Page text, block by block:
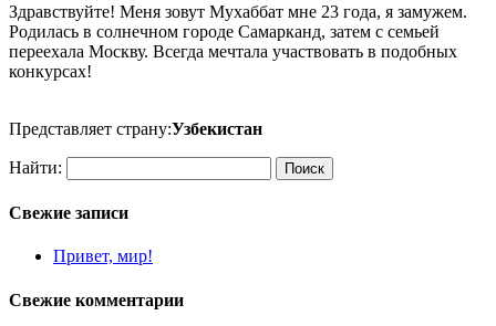
Здравствуйте! Меня зовут Мухаббат мне 23 года, я замужем.
Родилась в солнечном городе Самарканд, затем с семьей
переехала Москву. Всегда мечтала участвовать в подобных
конкурсах!
Представляет страну:Узбекистан
Найти:
Свежие записи
Привет, мир!
Свежие комментарии